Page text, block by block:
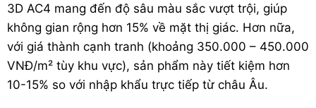
3D AC4 mang đến độ sâu màu sắc vượt trội, giúp
không gian rộng hơn 15% về mặt thị giác. Hơn nữa,
với giá thành cạnh tranh (khoảng 350.000 – 450.000
VNĐ/m² tùy khu vực), sản phẩm này tiết kiệm hơn
10-15% so với nhập khẩu trực tiếp từ châu Âu.